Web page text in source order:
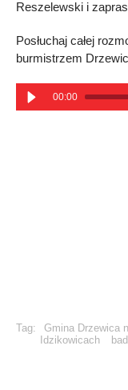
Reszelewski i
Posłuchaj całej
burmistrzem
00:00
Tag: Gmina Drzewica
Idzikowicach